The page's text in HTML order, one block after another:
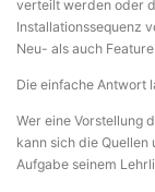
verteilt werden oder
Installationssequenz
Neu- als auch
Die einfache Antwort
Wer eine Vorstellung
kann sich die
Aufgabe seinem